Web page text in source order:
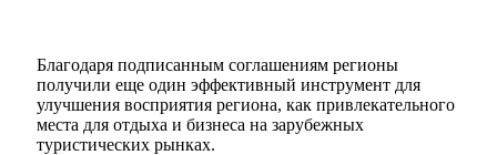
Благодаря подписанным соглашениям регионы
получили еще один эффективный инструмент для
улучшения восприятия региона, как привлекательного
места для отдыха и бизнеса на зарубежных
туристических рынках.